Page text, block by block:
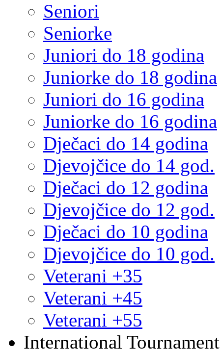
Seniori
Seniorke
Juniori do 18 godina
Juniorke do 18 godina
Juniori do 16 godina
Juniorke do 16 godina
Dječaci do 14 godina
Djevojčice do 14 god.
Dječaci do 12 godina
Djevojčice do 12 god.
Dječaci do 10 godina
Djevojčice do 10 god.
Veterani +35
Veterani +45
Veterani +55
International